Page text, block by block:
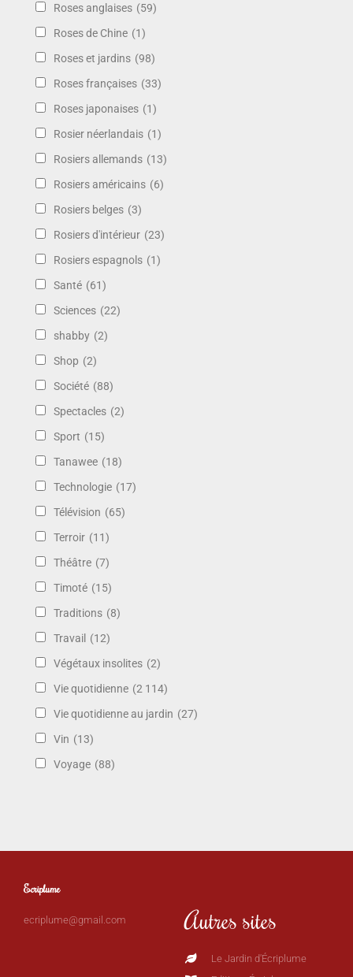
Roses anglaises (59)
Roses de Chine (1)
Roses et jardins (98)
Roses françaises (33)
Roses japonaises (1)
Rosier néerlandais (1)
Rosiers allemands (13)
Rosiers américains (6)
Rosiers belges (3)
Rosiers d'intérieur (23)
Rosiers espagnols (1)
Santé (61)
Sciences (22)
shabby (2)
Shop (2)
Société (88)
Spectacles (2)
Sport (15)
Tanawee (18)
Technologie (17)
Télévision (65)
Terroir (11)
Théâtre (7)
Timoté (15)
Traditions (8)
Travail (12)
Végétaux insolites (2)
Vie quotidienne (2 114)
Vie quotidienne au jardin (27)
Vin (13)
Voyage (88)
Ecriplume
ecriplume@gmail.com Autres sites
Le Jardin d'Écriplume